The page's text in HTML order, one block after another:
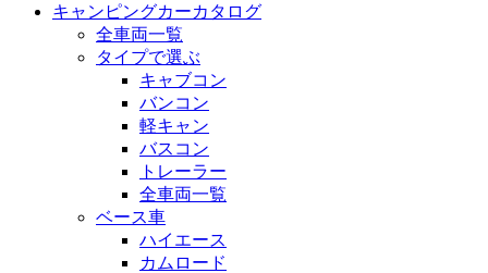
キャンピングカーカタログ
全車両一覧
タイプで選ぶ
キャブコン
バンコン
軽キャン
バスコン
トレーラー
全車両一覧
ベース車
ハイエース
カムロード